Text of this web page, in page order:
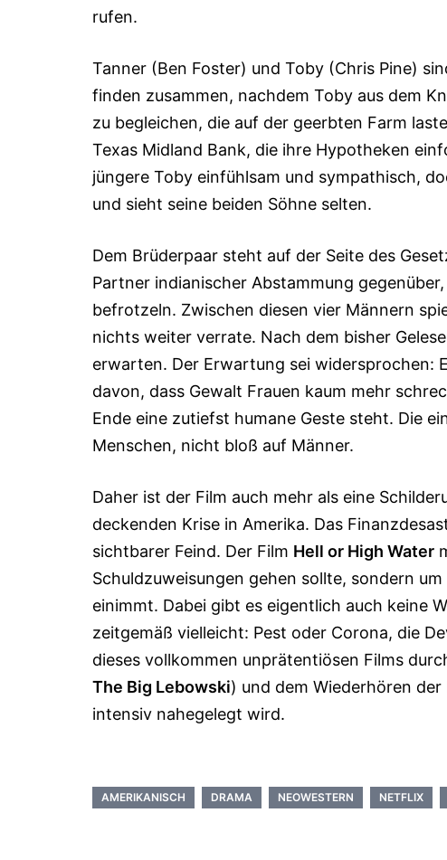
rufen.
Tanner (Ben Foster) und Toby (Chris Pine)
finden zusammen, nachdem Toby aus dem
zu begleichen, die auf der geerbten Farm
Texas Midland Bank, die ihre Hypotheken
jüngere Toby einfühlsam und sympathisch,
und sieht seine beiden Söhne selten.
Dem Brüderpaar steht auf der Seite des
Partner indianischer Abstammung
befrotzeln. Zwischen diesen vier Männern
nichts weiter verrate. Nach dem bisher
erwarten. Der Erwartung sei widersprochen:
davon, dass Gewalt Frauen kaum mehr
Ende eine zutiefst humane Geste steht. Die
Menschen, nicht bloß auf Männer.
Daher ist der Film auch mehr als eine
decken­den Krise in Amerika. Das
sichtbarer Feind. Der Film Hell or High Water
Schuldzuweisungen gehen sollte, sondern
einimmt. Dabei gibt es eigentlich auch keine
zeitgemäß vielleicht: Pest oder Corona, die
dieses vollkommen unprätentiösen Films
The Big Lebowski) und dem Wiederhören
intensiv nahegelegt wird.
AMERIKANISCH DRAMA NEOWESTERN NETFLIX